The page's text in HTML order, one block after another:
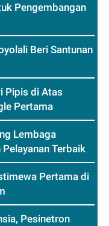
Pengembangan
Beri Santunan
Pipis di Atas
Pertama
Lembaga
Terbaik
Pertama di
Pesinetron